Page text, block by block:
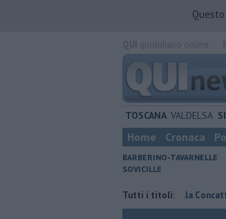
TOSCANA VALDELSA
Home Cronaca
BARBERINO-TAVARNELLE
SOVICILLE
Tutti i titoli:
Pagina miniata torna nella Concattedrale